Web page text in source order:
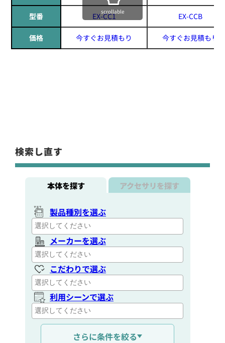
型番 EX-CC1 EX-CCB
価格 今すぐお見積もり 今すぐお見積もり
scrollable
検索し直す
本体を探す アクセサリを探す
製品種別を選ぶ
メーカーを選ぶ
こだわりで選ぶ
利用シーンで選ぶ
通信距離を選ぶ
さらに条件を絞る